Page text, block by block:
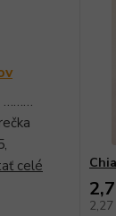
………
celé